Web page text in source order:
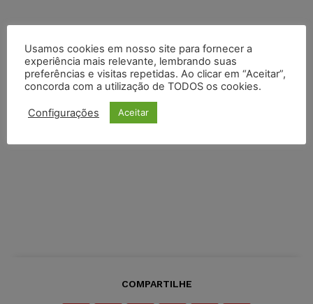
COMPARTILHE
Usamos cookies em nosso site para fornecer a
experiência mais relevante, lembrando suas
preferências e visitas repetidas. Ao clicar em “Aceitar”,
concorda com a utilização de TODOS os cookies.
Configurações Aceitar